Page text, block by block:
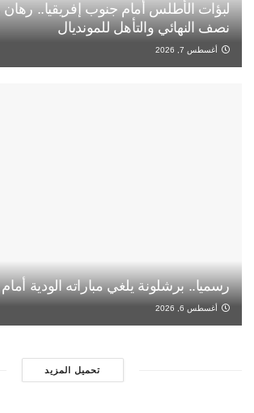
لبؤات الأطلس أمام جنوب إفريقيا..
نصف النهائي والتأهل للمونديال
أغسطس 7, 2026
رسميا.. برشلونة يلغي مباراته الودية
أغسطس 6, 2026
تحميل المزيد